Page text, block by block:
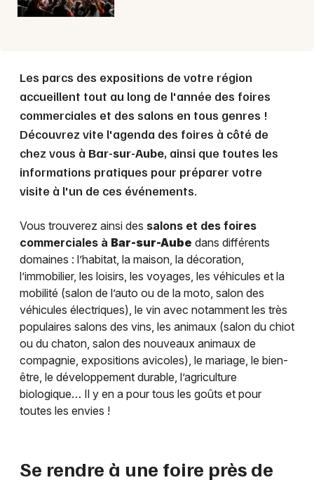
Les parcs des expositions de votre région
accueillent tout au long de l'année des foires
commerciales et des salons en tous genres !
Découvrez vite l'agenda des foires à côté de
chez vous à Bar-sur-Aube, ainsi que toutes les
informations pratiques pour préparer votre
visite à l'un de ces événements.
Vous trouverez ainsi des salons et des foires
commerciales à Bar-sur-Aube dans différents
domaines : l’habitat, la maison, la décoration,
l’immobilier, les loisirs, les voyages, les véhicules et la
mobilité (salon de l’auto ou de la moto, salon des
véhicules électriques), le vin avec notamment les très
populaires salons des vins, les animaux (salon du chiot
ou du chaton, salon des nouveaux animaux de
compagnie, expositions avicoles), le mariage, le bien-
être, le développement durable, l’agriculture
biologique… Il y en a pour tous les goûts et pour
toutes les envies !
Se rendre à une foire près de